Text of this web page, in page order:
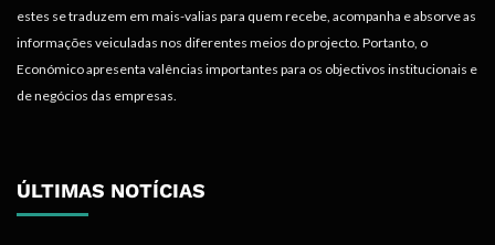
estes se traduzem em mais-valias para quem recebe, acompanha e absorve as
informações veiculadas nos diferentes meios do projecto. Portanto, o
Económico apresenta valências importantes para os objectivos institucionais e
de negócios das empresas.
ÚLTIMAS NOTÍCIAS